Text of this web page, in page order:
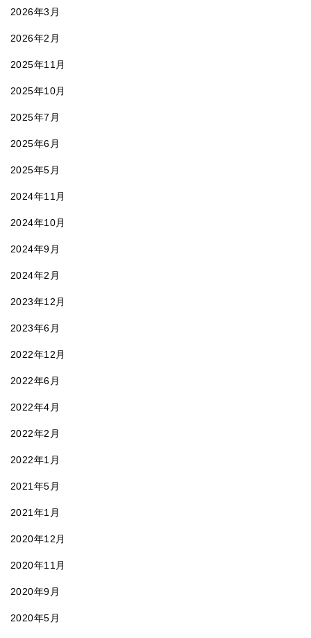
2026年3月
2026年2月
2025年11月
2025年10月
2025年7月
2025年6月
2025年5月
2024年11月
2024年10月
2024年9月
2024年2月
2023年12月
2023年6月
2022年12月
2022年6月
2022年4月
2022年2月
2022年1月
2021年5月
2021年1月
2020年12月
2020年11月
2020年9月
2020年5月